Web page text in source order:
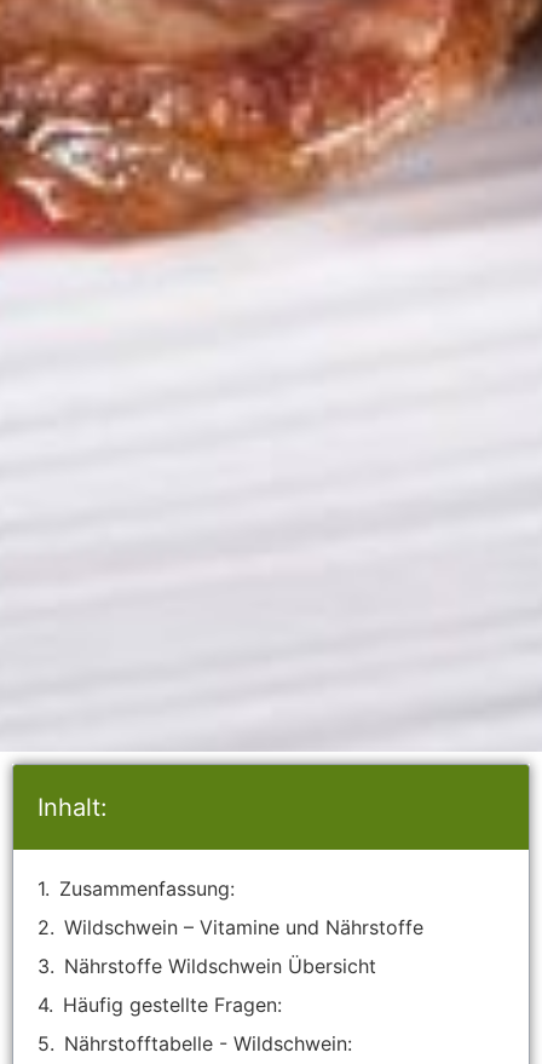
Inhalt:
Zusammenfassung:
Wildschwein – Vitamine und Nährstoffe
Nährstoffe Wildschwein Übersicht
Häufig gestellte Fragen:
Nährstofftabelle - Wildschwein: